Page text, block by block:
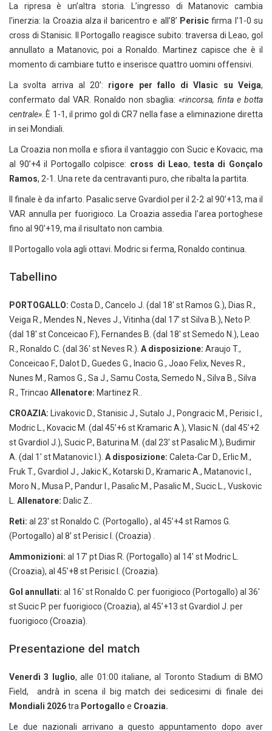
La ripresa è un’altra storia. L’ingresso di Matanovic cambia
l’inerzia: la Croazia alza il baricentro e all’8’ Perisicfirma l’1-0 su
cross di Stanisic. Il Portogallo reagisce subito: traversa di Leao, gol
annullato a Matanovic, poi a Ronaldo. Martinez capisce che è il
momento di cambiare tutto e inserisce quattro uomini offensivi.
La svolta arriva al 20’: rigore per fallo di Vlasic su Veiga,
confermato dal VAR. Ronaldo non sbaglia: «rincorsa, finta e botta
centrale» . È 1-1, il primo gol di CR7 nella fase a eliminazione diretta
in sei Mondiali.
La Croazia non molla e sfiora il vantaggio con Sucic e Kovacic, ma
al 90’+4 il Portogallo colpisce: cross di Leao, testa di Gonçalo
Ramos, 2-1. Una rete da centravanti puro, che ribalta la partita.
Il finale è da infarto. Pasalic serve Gvardiol per il 2-2 al 90’+13, ma il
VAR annulla per fuorigioco. La Croazia assedia l’area portoghese
fino al 90’+19, ma il risultato non cambia.
Il Portogallo vola agli ottavi. Modric si ferma, Ronaldo continua.
Tabellino
PORTOGALLO: Costa D., Cancelo J. (dal 18′ st Ramos G.), Dias R.,
Veiga R., Mendes N., Neves J., Vitinha (dal 17′ st Silva B.), Neto P.
(dal 18′ st Conceicao F.), Fernandes B. (dal 18′ st Semedo N.), Leao
R., Ronaldo C. (dal 36′ st Neves R.). A disposizione: Araujo T.,
Conceicao F., Dalot D., Guedes G., Inacio G., Joao Felix, Neves R.,
Nunes M., Ramos G., Sa J., Samu Costa, Semedo N., Silva B., Silva
R., Trincao Allenatore: Martinez R..
CROAZIA: Livakovic D., Stanisic J., Sutalo J., Pongracic M., Perisic I.,
Modric L., Kovacic M. (dal 45’+6 st Kramaric A.), Vlasic N. (dal 45’+2
st Gvardiol J.), Sucic P., Baturina M. (dal 23′ st Pasalic M.), Budimir
A. (dal 1′ st Matanovic I.). A disposizione: Caleta-Car D., Erlic M.,
Fruk T., Gvardiol J., Jakic K., Kotarski D., Kramaric A., Matanovic I.,
Moro N., Musa P., Pandur I., Pasalic M., Pasalic M., Sucic L., Vuskovic
Allenatore: Dalic Z..
Reti: al 23′ st Ronaldo C. (Portogallo) , al 45’+4 st Ramos G.
(Portogallo) al 8′ st Perisic I. (Croazia) .
Ammonizioni: al 17′ pt Dias R. (Portogallo) al 14′ st Modric L.
(Croazia), al 45’+8 st Perisic I. (Croazia).
Gol annullati: al 16′ st Ronaldo C. per fuorigioco (Portogallo) al 36′
st Sucic P. per fuorigioco (Croazia), al 45’+13 st Gvardiol J. per
fuorigioco (Croazia).
Presentazione del match
Venerdì 3 luglio, alle 01:00 italiane, al Toronto Stadium di BMO
Field, andrà in scena il big match dei sedicesimi di finale dei
Mondiali 2026tra Portogallo e Croazia.
Le due nazionali arrivano a questo appuntamento dopo aver